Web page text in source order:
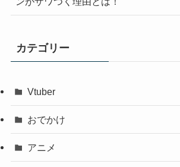
カテゴリー
Vtuber
おでかけ
アニメ